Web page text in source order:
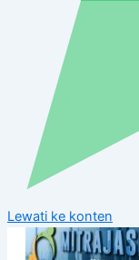
Lewati ke konten